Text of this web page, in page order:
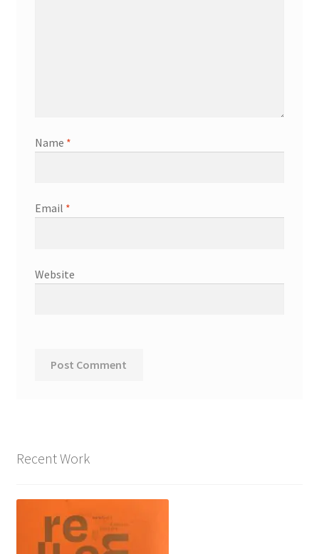
Name *
Email *
Website
Recent Work